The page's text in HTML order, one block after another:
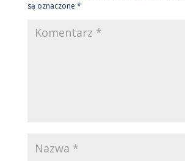
są oznaczone *